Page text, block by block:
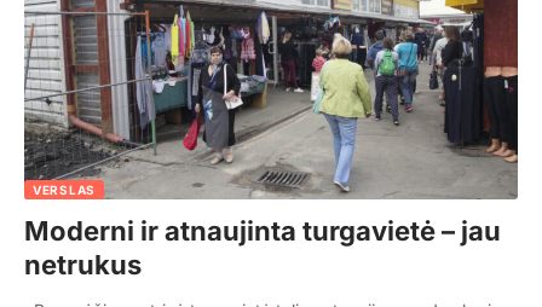
VERSLAS
Moderni ir atnaujinta turgavietė – jau
netrukus